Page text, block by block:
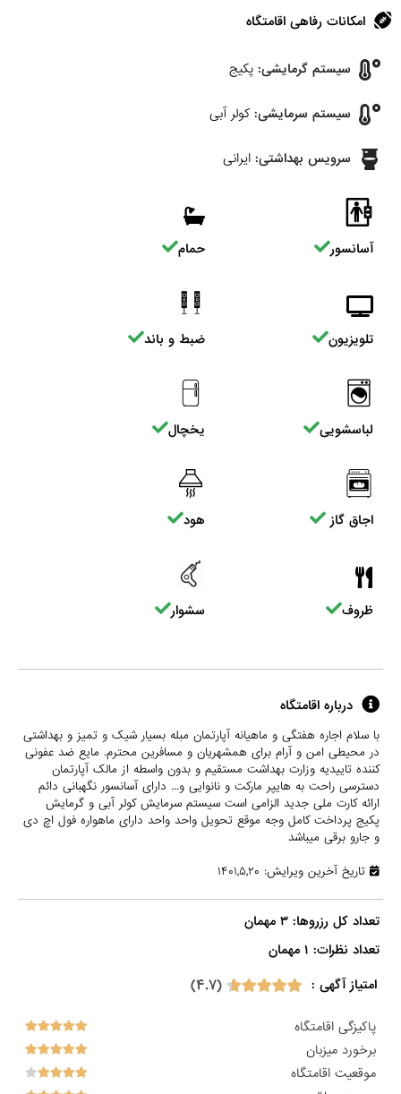
امکانات رفاهی اقامتگاه
سیستم گرمایشی: پکیج
سیستم سرمایشی: کولر آبی
سرویس بهداشتی: ایرانی
آسانسور حمام
تلویزیون ضبط و باند
لباسشویی یخچال
اجاق گاز هود
ظروف سشوار
درباره اقامتگاه
با سلام اجاره هفتگی و ماهیانه آپارتمان مبله بسیار شیک و تمیز و بهداشتی
در محیطی امن و آرام برای همشهریان و مسافرین محترم. مایع ضد عفونی
کننده تاییدیه وزارت بهداشت مستقیم و بدون واسطه از مالک آپارتمان
دسترسی راحت به هایپر مارکت و نانوایی و... دارای آسانسور نگهبانی دائم
ارائه کارت ملی جدید الزامی است سیستم سرمایش کولر آبی و گرمایش
پکیج پرداخت کامل وجه موقع تحویل واحد واحد دارای ماهواره فول اچ دی
و جارو برقی میباشد
تاریخ آخرین ویرایش: ۱۴۰۱,۵,۲۰
تعداد کل رزروها: ۳ مهمان
تعداد نظرات: ۱ مهمان
امتیاز آگهی :
(۴.۷)
پاکیزگی اقامتگاه
برخورد میزبان
موقعیت اقامتگاه